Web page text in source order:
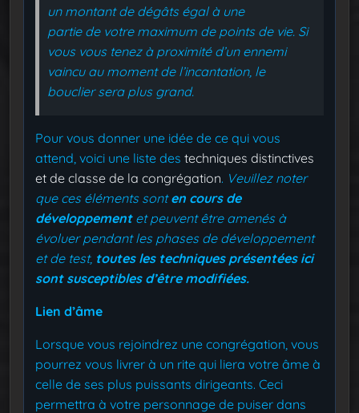
un montant de dégâts égal à une
partie de votre maximum de points de vie. Si
vous vous tenez à proximité d’un ennemi
vaincu au moment de l’incantation, le
bouclier sera plus grand.
Pour vous donner une idée de ce qui vous
attend, voici une liste des techniques distinctives
et de classe de la congrégation. Veuillez noter
que ces éléments sonten cours de
développementet peuvent être amenés à
évoluer pendant les phases de développement
et de test, toutes les techniques présentées ici
sont susceptibles d’être modifiées.
Lien d’âme
Lorsque vous rejoindrez une congrégation, vous
pourrez vous livrer à un rite qui liera votre âme à
celle de ses plus puissants dirigeants. Ceci
permettra à votre personnage de puiser dans